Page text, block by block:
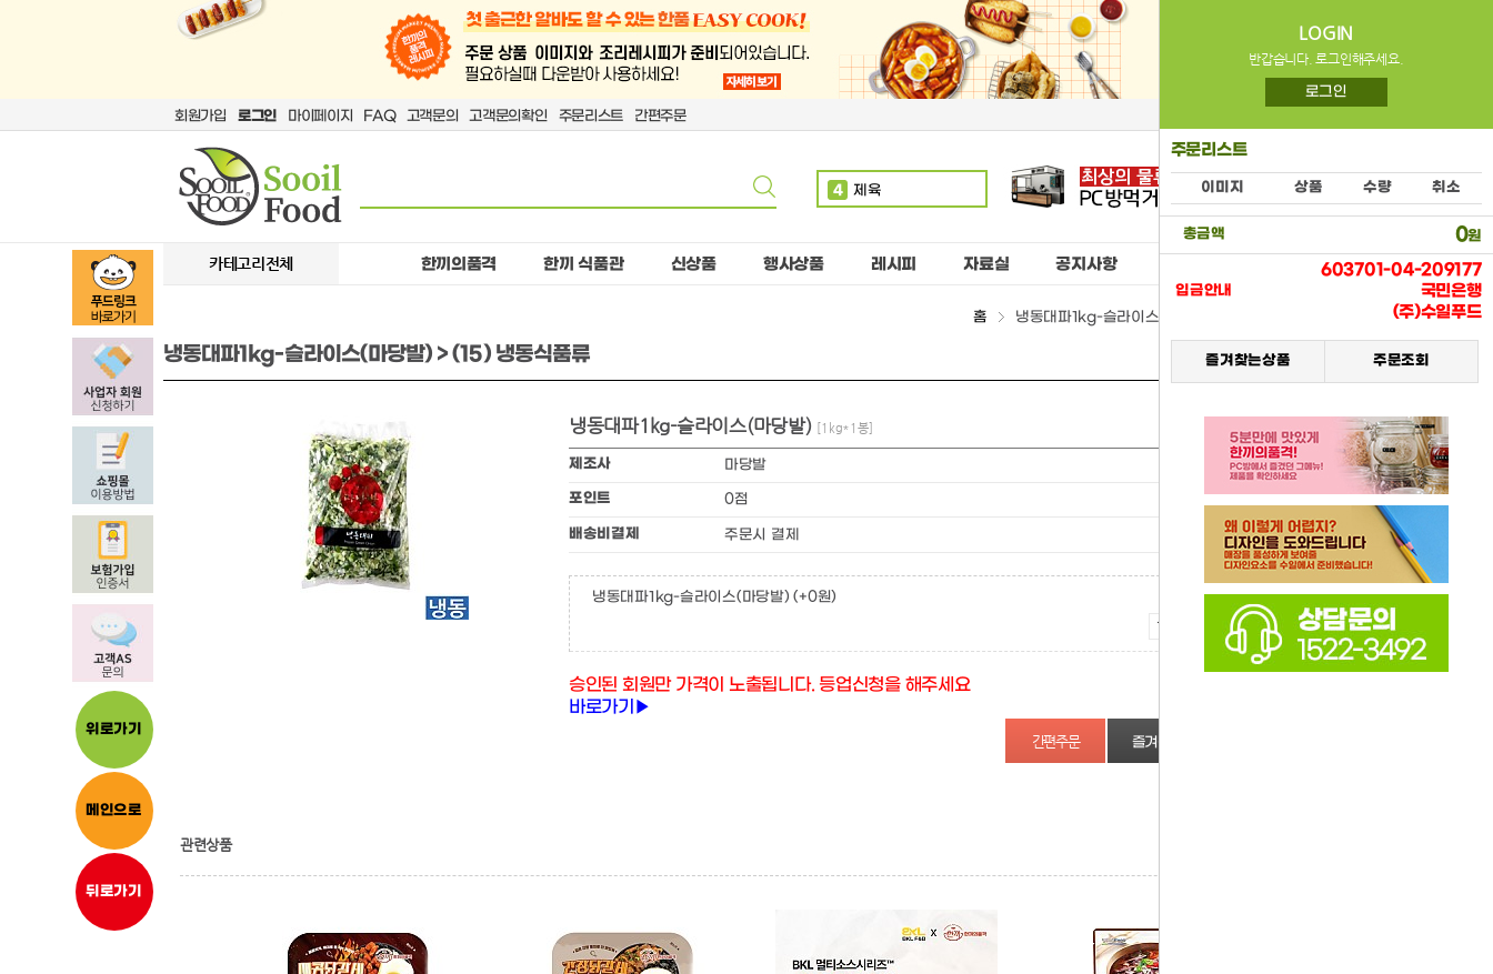
회원가입 로그인 마이페이지 FAQ 고객문의 고객문의확인 주문리스트 간편주문
4 제육
치킨
1 만두
위로가기
메인으로
뒤로가기
카테고리전체 한끼의품격 한끼 식품관 신상품 행사상품 레시피 자료실 공지사항
홈 냉동대파1kg-슬라이스(마당발) > (15) 냉동식품류
냉동대파1kg-슬라이스(마당발) > (15) 냉동식품류
LOGIN
반갑습니다. 로그인해주세요.
로그인
주문리스트
이미지 상품 수량 취소
총금액 0원
입금안내
603701-04-209177
국민은행
(주)수일푸드
즐겨찾는상품 주문조회
냉동대파1kg-슬라이스(마당발) [1kg*1봉]
제조사 마당발
포인트 0점
배송비결제 주문시 결제
냉동대파1kg-슬라이스(마당발) (+0원)
증가
감소
승인된 회원만 가격이 노출됩니다. 등업신청을 해주세요
바로가기▶
즐겨찾기
관련상품